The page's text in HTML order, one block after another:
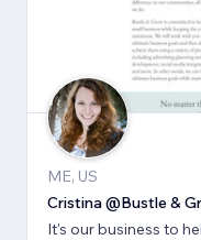
ME, US
Cristina @Bustle &
It's our business to